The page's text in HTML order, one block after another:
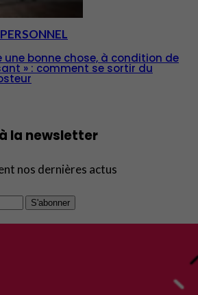
une bonne chose, à condition de
» : comment se sortir du
la newsletter
nos dernières actus
S'abonner